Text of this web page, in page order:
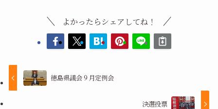
よかったらシェアしてね！
徳島県議会９月定例会
決選投票